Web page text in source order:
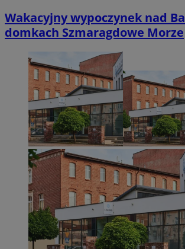
Wakacyjny wypoczynek nad
domkach Szmaragdowe Morze